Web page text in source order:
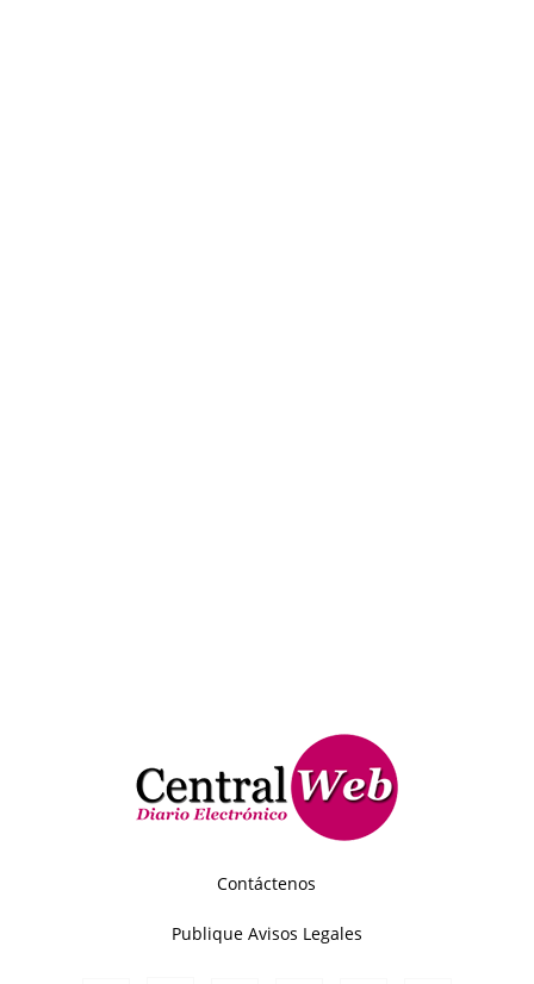
Contáctenos
Publique Avisos Legales